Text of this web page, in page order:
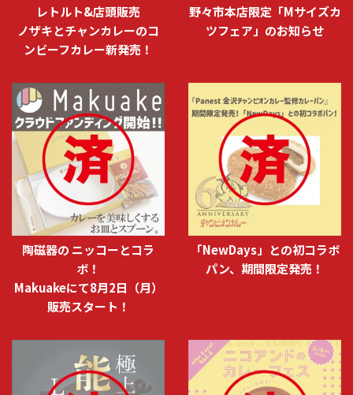
レトルト&店頭販売
ノザキとチャンカレーのコ
ンビーフカレー新発売！
野々市本店限定「Mサイズカ
ツフェア」のお知らせ
陶磁器の ニッコーとコラ
ボ！
Makuakeにて8月2日（月）
販売スタート！
「NewDays」との初コラボ
パン、期間限定発売！